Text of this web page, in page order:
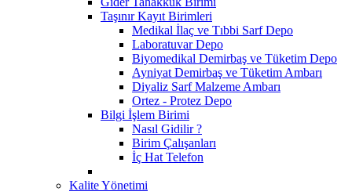
Taşınır Kayıt Birimleri
Medikal İlaç ve Tıbbi Sarf Depo
Laboratuvar Depo
Biyomedikal Demirbaş ve Tüketim Depo
Ayniyat Demirbaş ve Tüketim Ambarı
Diyaliz Sarf Malzeme Ambarı
Ortez - Protez Depo
Bilgi İşlem Birimi
Nasıl Gidilir ?
Birim Çalışanları
İç Hat Telefon
Kalite Yönetimi